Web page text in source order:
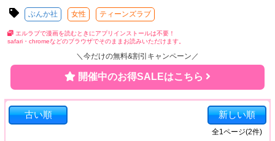
ぶんか社 女性 ティーンズラブ
エルラブで漫画を読むときにアプリインストールは不要！
safari・chromeなどのブラウザでそのままお読みいただけます。
＼今だけの無料&割引キャンペーン／
開催中のお得SALEはこちら
古い順 新しい順
全1 ページ(2件)